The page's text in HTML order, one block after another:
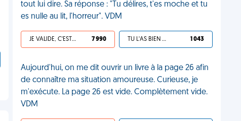
tout lui dire. Sa réponse : "Tu délires, t'es moche et tu
es nulle au lit, l'horreur". VDM
JE VALIDE, C'EST UNE VDM 7 990 TU L'AS BIEN MÉRITÉ 1 043
Aujourd'hui, on me dit ouvrir un livre à la page 26 afin
de connaître ma situation amoureuse. Curieuse, je
m'exécute. La page 26 est vide. Complètement vide.
VDM